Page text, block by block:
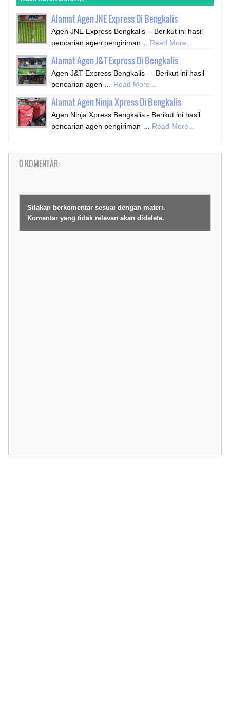
Alamat Agen JNE Express Di Bengkalis
Agen JNE Express Bengkalis - Berikut ini hasil
pencarian agen pengiriman…
Read More...
Alamat Agen J&T Express Di Bengkalis
Agen J&T Express Bengkalis - Berikut ini hasil
pencarian agen …
Read More...
Alamat Agen Ninja Xpress Di Bengkalis
Agen Ninja Xpress Bengkalis - Berikut ini hasil
pencarian agen pengiriman …
Read More...
0 KOMENTAR:
Silakan berkomentar sesuai dengan materi.
Komentar yang tidak relevan akan didelete.